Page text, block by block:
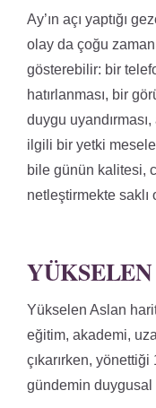
Ay’ın açı yaptığı
olay da çoğu
gösterebilir: bir
hatırlanması, bir
duygu
ilgili bir yetki
bile günün kalitesi,
netleştirmekte saklı
Yükselen Aslan
eğitim, akademi,
çıkarırken,
gündemin duygusal